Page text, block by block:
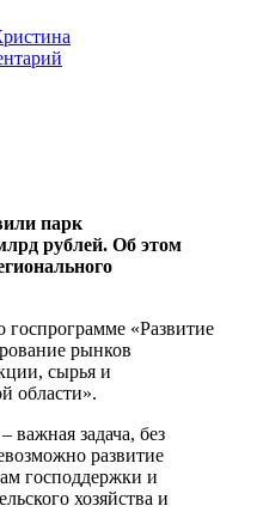
парк
рублей. Об этом
госпрограмме «Развитие
рынков
сырья и
области».
важная задача, без
развитие
господдержки и
хозяйства и